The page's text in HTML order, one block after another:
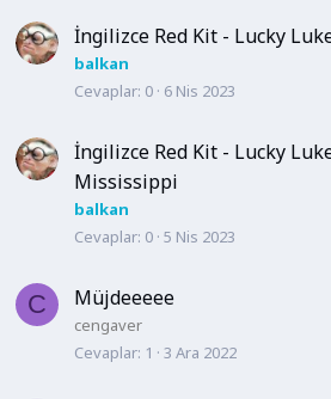
İngilizce Red Kit - Lucky
balkan
Cevaplar 0 6 Nis 2023
İngilizce Red Kit - Lucky
Mississippi
balkan
Cevaplar 0 5 Nis 2023
C Müjdeeeee
cengaver
Cevaplar 1 3 Ara 2022